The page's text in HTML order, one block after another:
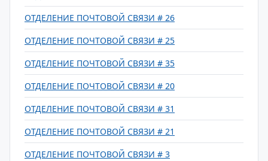
ОТДЕЛЕНИЕ ПОЧТОВОЙ СВЯЗИ # 26
ОТДЕЛЕНИЕ ПОЧТОВОЙ СВЯЗИ # 25
ОТДЕЛЕНИЕ ПОЧТОВОЙ СВЯЗИ # 35
ОТДЕЛЕНИЕ ПОЧТОВОЙ СВЯЗИ # 20
ОТДЕЛЕНИЕ ПОЧТОВОЙ СВЯЗИ # 31
ОТДЕЛЕНИЕ ПОЧТОВОЙ СВЯЗИ # 21
ОТДЕЛЕНИЕ ПОЧТОВОЙ СВЯЗИ # 3